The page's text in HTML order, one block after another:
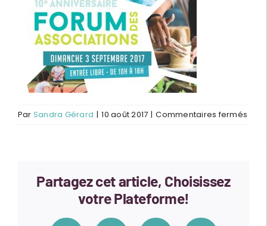
Par Sandra Gérard | 10 août 2017 | Commentaires fermés
Partagez cet article, Choisissez
votre Plateforme!